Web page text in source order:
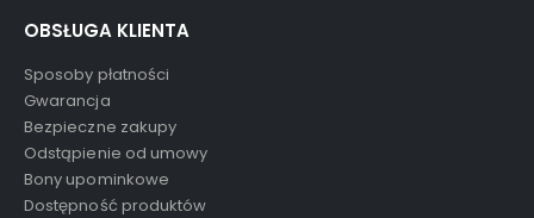
OBSŁUGA KLIENTA
Sposoby płatności
Gwarancja
Bezpieczne zakupy
Odstąpienie od umowy
Bony upominkowe
Dostępność produktów